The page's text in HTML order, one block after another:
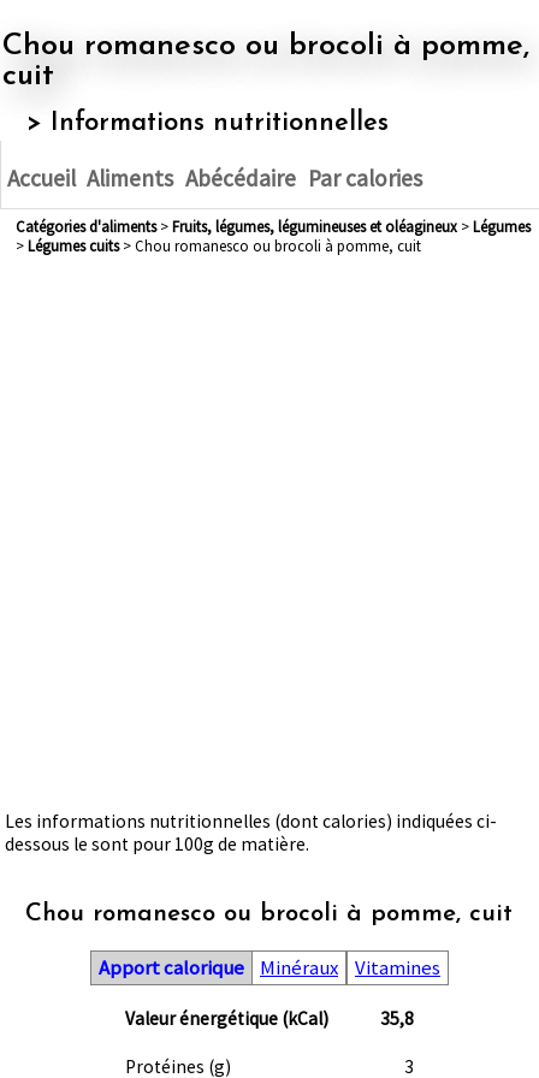
Chou romanesco ou brocoli à pomme,
cuit
> Informations nutritionnelles
Accueil Aliments Abécédaire Par calories
Catégories d'aliments> fruits, légumes, légumineuses et oléagineux> légumes
> légumes cuits> Chou romanesco ou brocoli à pomme, cuit
Les informations nutritionnelles (dont calories) indiquées ci-
dessous le sont pour 100g de matière.
Chou romanesco ou brocoli à pomme, cuit
Apport calorique Minéraux Vitamines
Valeur énergétique (kCal) 35,8
Protéines (g) 3